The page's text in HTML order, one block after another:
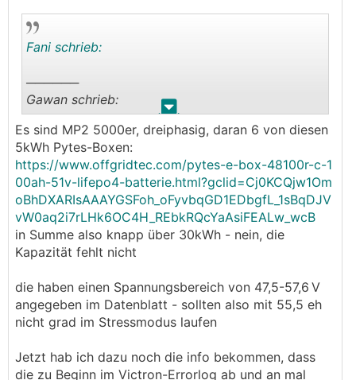
. .
Fani schrieb:
──────
Gawan schrieb:
ok .... jetzt regelt er einfach denMPPTzurück
und der darf nix mehr liefern
───────────────
Ja das ist das erwartete Verhalten wenn DC
Überschusseinspeisung aus ist, und ich bekomme
ine Esterhazytorte😂. Damit bleibt das System
bei den 55,5V und ladet weiter bis an die 0A
eine andere Geschichte)
Es sind MP2 5000er, dreiphasig, daran 6 von diesen
5kWh Pytes-Boxen:
https://www.offgridtec.com/pytes-e-box-48100r-c-1
00ah-51v-lifepo4-batterie.html?gclid=Cj0KCQjw1Om
oBhDXARIsAAAYGSFoh_oFyvbqGD1EDbgfL_1sBqDJV
vW0aq2i7rLHk6OC4H_REbkRQcYaAsiFEALw_wcB
in Summe also knapp über 30kWh - nein, die
Kapazität fehlt nicht
die haben einen Spannungsbereich von 47,5-57,6 V
angegeben im Datenblatt - sollten also mit 55,5 eh
nicht grad im Stressmodus laufen
Jetzt hab ich dazu noch die info bekommen, dass
die zu Beginn im Victron-Errorlog ab und an mal